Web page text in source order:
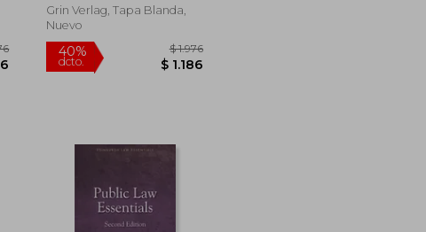
$ 1.186
Alemán)
Grin Verlag, Tapa Blanda,
Nuevo